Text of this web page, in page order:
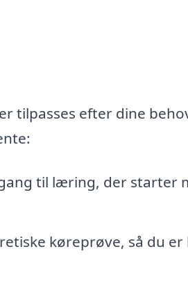
tilpasses efter dine
til læring, der starter
køreprøve, så du er